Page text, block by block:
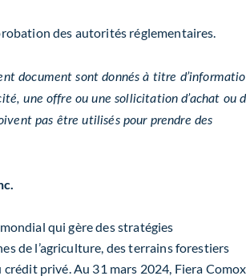
des autorités réglementaires.
document sont donnés à titre
une offre ou une sollicitation d’achat ou
pas être utilisés pour prendre des
qui gère des stratégies
de l’agriculture, des terrains forestiers
privé. Au 31 mars 2024, Fiera Comox